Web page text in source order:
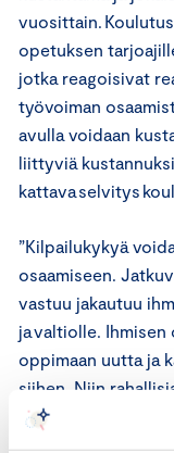
vuosittain.
opetuksen
jotka reagoisivat
työvoiman
avulla voidaan
liittyviä
kattava selvitys
”Kilpailukykyä
osaamiseen.
vastuu jakautuu
ja valtiolle.
oppimaan uutta ja
siihen. Niin
luoda